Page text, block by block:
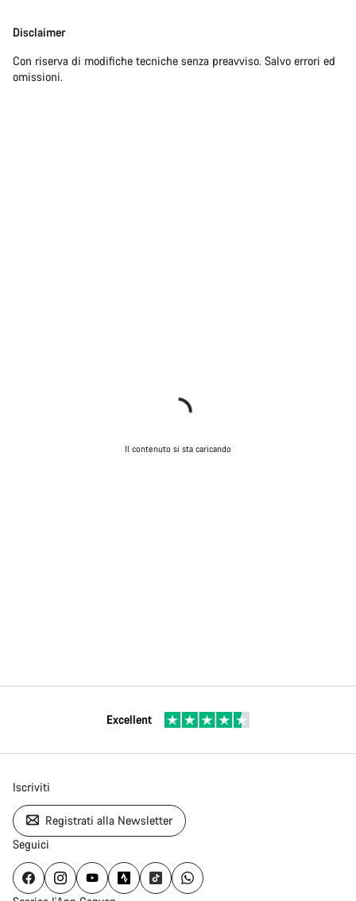
Disclaimer
Con riserva di modifiche tecniche senza preavviso. Salvo errori ed
omissioni.
Il contenuto si sta caricando
Excellent
Iscriviti
Registrati alla Newsletter
Seguici